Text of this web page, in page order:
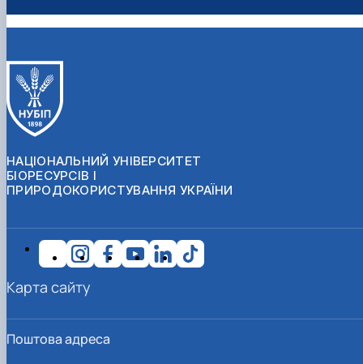
НАЦІОНАЛЬНИЙ УНІВЕРСИТЕТ
БІОРЕСУРСІВ І
ПРИРОДОКОРИСТУВАННЯ УКРАЇНИ
Поштова адреса
Карта сайту